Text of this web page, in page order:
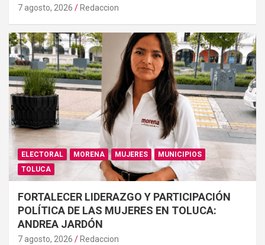
7 agosto, 2026 Redaccion
ELECTORAL MORENA MUJERES
MUNICIPIOS
TOLUCA
FORTALECER LIDERAZGO Y PARTICIPACIÓN
POLÍTICA DE LAS MUJERES EN TOLUCA:
ANDREA JARDÓN
7 agosto, 2026 Redaccion